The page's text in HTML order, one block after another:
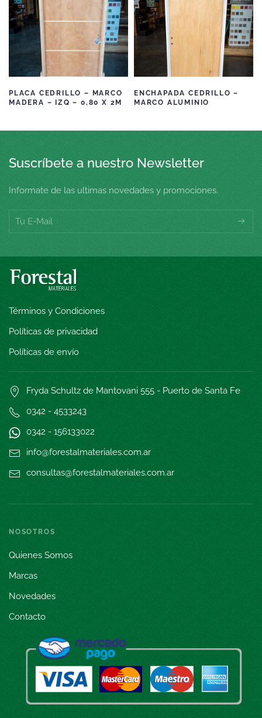
PLACA CEDRILLO – MARCO
MADERA – IZQ – 0,80 X 2M
ENCHAPADA CEDRILLO –
MARCO ALUMINIO
Suscríbete a nuestro Newsletter
Informate de las ultimas novedades y promociones.
Términos y Condiciones
Políticas de privacidad
Políticas de envío
Fryda Schultz de Mantovani 555 - Puerto de Santa Fe
0342 - 4533243
0342 - 156133022
info@forestalmateriales.com.ar
consultas@forestalmateriales.com.ar
NOSOTROS
Quienes Somos
Marcas
Novedades
Contacto